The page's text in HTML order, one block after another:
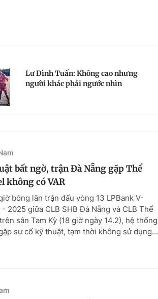
Lư Đình Tuấn: Không cao nhưng
người khác phải ngước nhìn
bất ngờ, trận Đà Nẵng gặp Thể
không có VAR
bóng lăn trận đấu vòng 13 LPBank V-
2025 giữa CLB SHB Đà Nẵng và CLB Thể
sân Tam Kỳ (18 giờ ngày 14.2), hệ thống
sự cố kỹ thuật, tạm thời không sử dụng...